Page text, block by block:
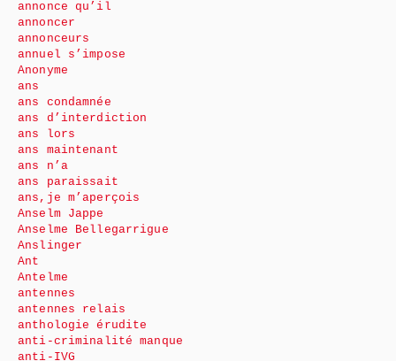
annonce qu’il
annoncer
annonceurs
annuel s’impose
Anonyme
ans
ans condamnée
ans d’interdiction
ans lors
ans maintenant
ans n’a
ans paraissait
ans,je m’aperçois
Anselm Jappe
Anselme Bellegarrigue
Anslinger
Ant
Antelme
antennes
antennes relais
anthologie érudite
anti-criminalité manque
anti-IVG